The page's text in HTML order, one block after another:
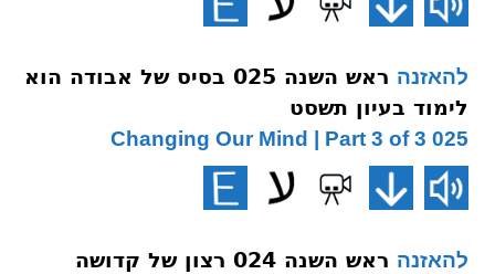
להאזנה
ראש השנה 025 בסיס של אבודה הוא
לימוד בעיון תשסט
025 Changing Our Mind | Part 3 of 3
להאזנה ראש השנה 024 רצון של קדושה